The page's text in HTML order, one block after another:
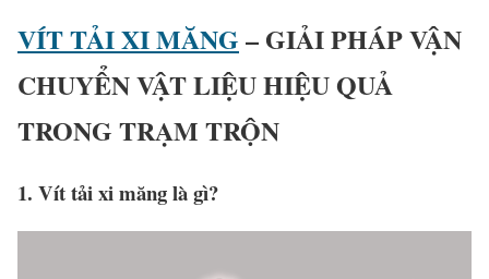
VÍTTẢIXIMĂNG – GIẢIPHÁPVẬN
CHUYỂNVẬTLIỆUHIỆUQUẢ
TRONG TRẠM TRỘN
1. Víttảiximănglàgì?